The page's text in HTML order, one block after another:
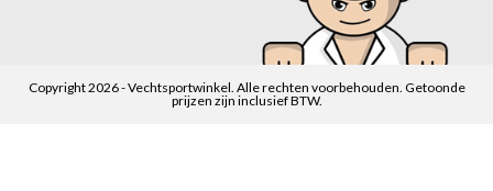
Copyright 2026 - Vechtsportwinkel. Alle rechten voorbehouden. Getoonde
prijzen zijn inclusief BTW.